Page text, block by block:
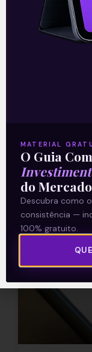
Leia mais
18/02/2021
MATERIAL
O Guia
do Mercado
Descubra como
consistência —
100% gratuito.